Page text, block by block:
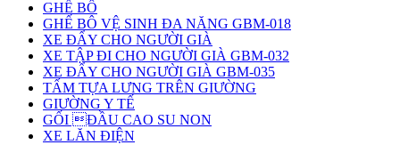
GHẾ BÔ
GHẾ BÔ VỆ SINH ĐA NĂNG GBM-018
XE ĐẨY CHO NGƯỜI GIÀ
XE TẬP ĐI CHO NGƯỜI GIÀ GBM-032
XE ĐẨY CHO NGƯỜI GIÀ GBM-035
TẤM TỰA LƯNG TRÊN GIƯỜNG
GIƯỜNG Y TẾ
GỐI ĐẦU CAO SU NON
XE LĂN ĐIỆN